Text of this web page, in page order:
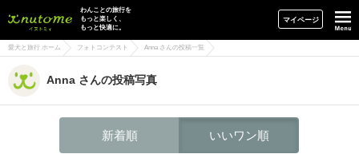
イヌトミィ
わんことの旅行を
もっと楽しく、
もっと快適に。
マイページ
愛犬と旅行 ホーム フォトコンテスト Anna さんの投稿一覧
Anna さんの投稿写真
新着順 いいワン順